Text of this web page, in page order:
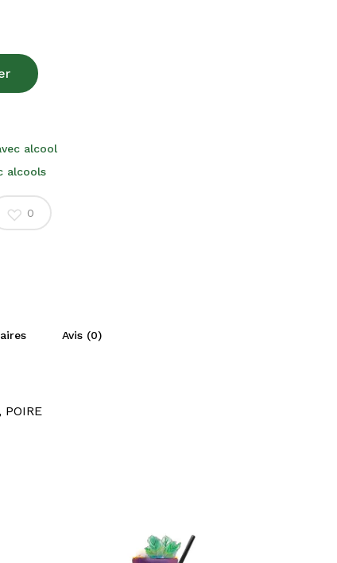
alcool
alcools
0
Avis (0)